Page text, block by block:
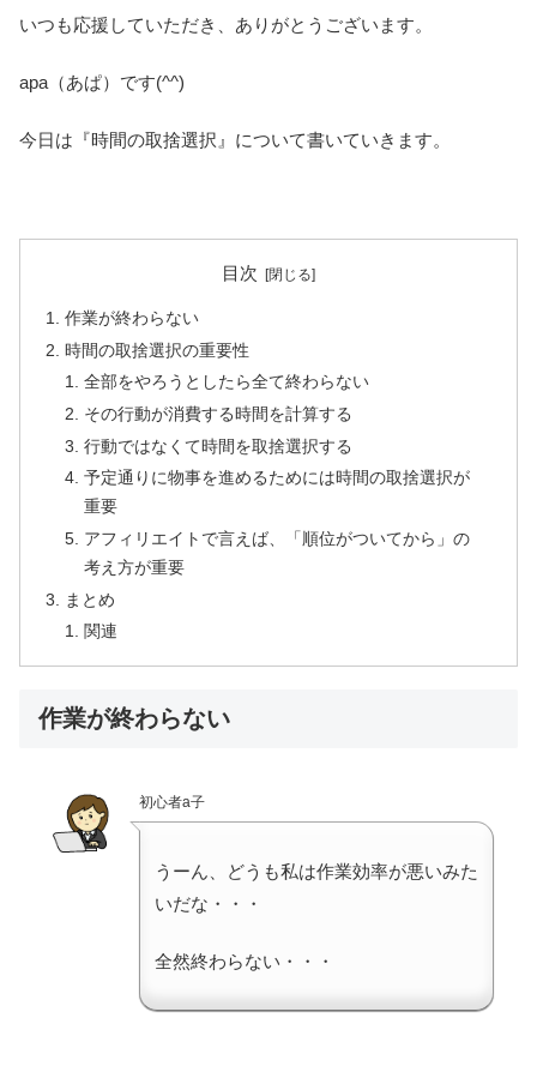
いつも応援していただき、ありがとうございます。
apa（あぱ）です(^^)
今日は『時間の取捨選択』について書いていきます。
目次
作業が終わらない
時間の取捨選択の重要性
全部をやろうとしたら全て終わらない
その行動が消費する時間を計算する
行動ではなくて時間を取捨選択する
予定通りに物事を進めるためには時間の取捨選択が
重要
アフィリエイトで言えば、「順位がついてから」の
考え方が重要
まとめ
関連
作業が終わらない
初心者a子
うーん、どうも私は作業効率が悪いみた
いだな・・・
全然終わらない・・・